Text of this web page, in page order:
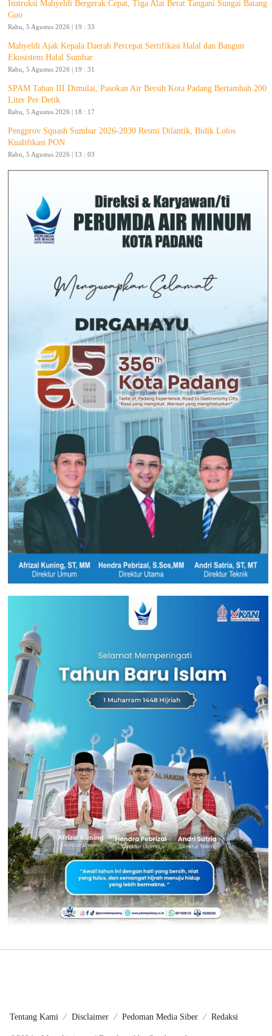
Instruksi Mahyeldi Bergerak Cepat, Tiga Alat Berat Tangani Sungai Batang
Guo
Rabu, 5 Agustus 2026 | 19 : 33
Mahyeldi Ajak Kepala Daerah Percepat Sertifikasi Halal dan Bangun
Ekosistem Halal Sumbar
Rabu, 5 Agustus 2026 | 19 : 31
SPAM Taban III Dimulai, Pasokan Air Bersih Kota Padang Bertambah 200
Liter Per Detik
Rabu, 5 Agustus 2026 | 18 : 17
Pengprov Squash Sumbar 2026-2030 Resmi Dilantik, Bidik Lolos
Kualifikasi PON
Rabu, 5 Agustus 2026 | 13 : 03
Tentang Kami Disclaimer Pedoman Media Siber Redaksi